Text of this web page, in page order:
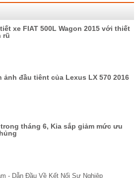
xe FIAT 500L Wagon 2015 với thiết
rũ
ảnh đầu tiênt của Lexus LX 570 2016
tháng 6, Kia sắp giảm mức ưu